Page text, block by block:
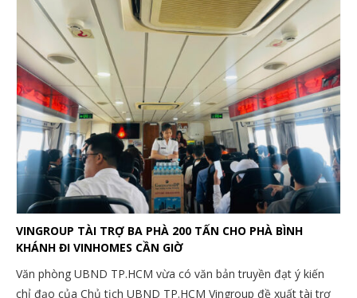
VINGROUP TÀI TRỢ BA PHÀ 200 TẤN CHO PHÀ BÌNH
KHÁNH ĐI VINHOMES CẦN GIỜ
Văn phòng UBND TP.HCM vừa có văn bản truyền đạt ý kiến
chỉ đạo của Chủ tịch UBND TP.HCM Vingroup đề xuất tài trợ